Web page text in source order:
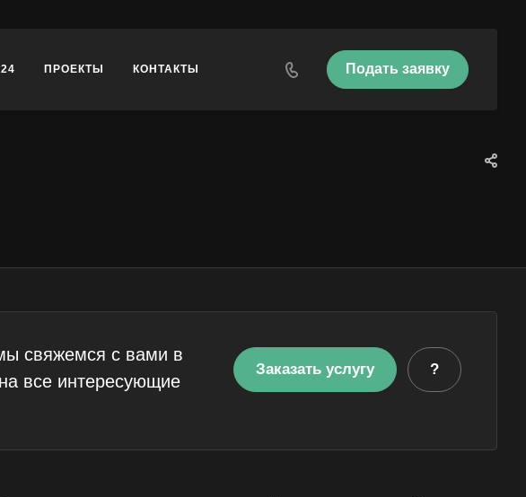
ПРОЕКТЫ КОНТАКТЫ Подать заявку
свяжемся с вами в
все интересующие
Заказать услугу ?